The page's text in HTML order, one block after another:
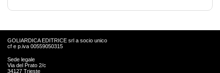
GOLIARDICA EDITRICE srl a socio unico
cf e p.iva 00559050315
Sede legale
Via del Prato 2/c
34127 Trieste